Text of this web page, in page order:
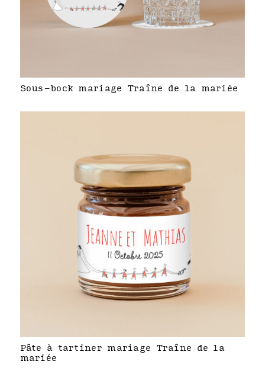
Sous-bock mariage Traîne de la mariée
Pâte à tartiner mariage Traîne de la
mariée